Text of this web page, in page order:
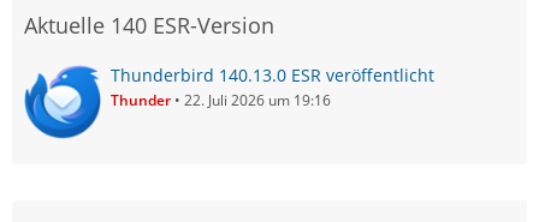
Aktuelle 140 ESR-Version
Thunderbird 140.13.0 ESR veröffentlicht
Thunder 22. Juli 2026 um 19:16